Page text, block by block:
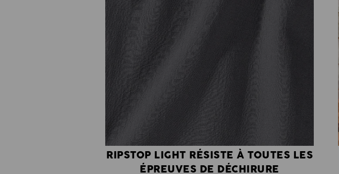
RIPSTOP LIGHT RÉSISTE À TOUTES LES
ÉPREUVES DE DÉCHIRURE